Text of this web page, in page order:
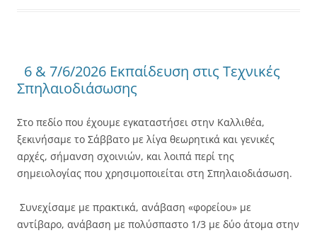
6 & 7/6/2026 Εκπαίδευση στις Τεχνικές
Σπηλαιοδιάσωσης
Στο πεδίο που έχουμε εγκαταστήσει στην Καλλιθέα,
ξεκινήσαμε το Σάββατο με λίγα θεωρητικά και γενικές
αρχές, σήμανση σχοινιών, και λοιπά περί της
σημειολογίας που χρησιμοποιείται στη Σπηλαιοδιάσωση.
Συνεχίσαμε με πρακτικά, ανάβαση «φορείου» με
αντίβαρο, ανάβαση με πολύσπαστο 1/3 με δύο άτομα στην